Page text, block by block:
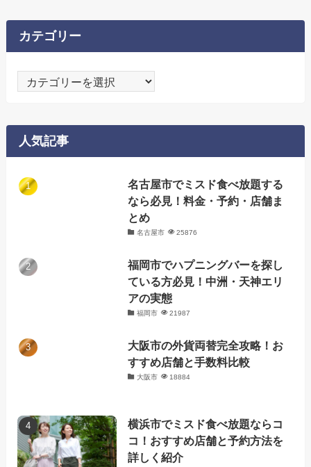
カテゴリー
テ
ー
人気記事
名古屋市でミスド食べ放題する
なら必見！料金・予約・店舗ま
とめ
名古屋市 25876
福岡市でハプニングバーを探し
ている方必見！中洲・天神エリ
アの実態
福岡市 21987
大阪市の外貨両替完全攻略！お
すすめ店舗と手数料比較
大阪市 18884
横浜市でミスド食べ放題ならコ
コ！おすすめ店舗と予約方法を
詳しく紹介